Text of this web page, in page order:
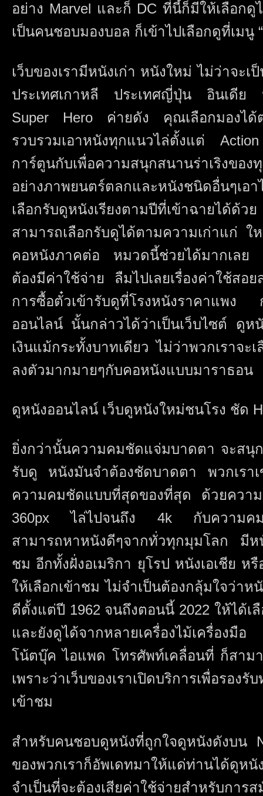
อย่าง Marvel และก็ DC ที่นี้ก็มีให้เลือก
เป็นคนชอบมองบอล ก็เข้าไปเลือกดูที่เมนู
เว็บของเรามีหนังเก่า หนังใหม่ ไม่ว่าจะ
ประเทศเกาหลี ประเทศญี่ปุ่น อินเดีย
Super Hero ค่ายดัง คุณเลือกมองได้ต
รวบรวมเอาหนังทุกแนวไล่ตั้งแต่
การ์ตูนกับเพื่อความสนุกสนานร่าเริงขอ
อย่างภาพยนตร์ตลกและหนังชนิดอื่นๆเ
เลือกรับดูหนังเรียงตามปีที่เข้าฉายได้ด้
สามารถเลือกรับดูได้ตามความเก่าแก่
คอหนังภาคต่อ หมวดนี้ช่วยได้มากเลย
ต้องมีค่าใช้จ่าย ลืมไปเลยเรื่องค่าใช้สอ
การซื้อตั๋วเข้ารับดูที่โรงหนังราคาแพ
ออนไลน์ นั้นกล่าวได้ว่าเป็นเว็บไซต์ ดูห
เงินแม้กระทั้งบาทเดียว ไม่ว่าพวกเราจะ
ลงตัวมากมายๆกับคอหนังแบบมาราธอน
ดูหนังออนไลน์ เว็บดูหนังใหม่ชนโรง ชัด
ยิ่งกว่านั้นความคมชัดแจ่มบาดตา จะสนุ
รับดู หนังมันจำต้องชัดบาดตา พวกเราเ
ความคมชัดแบบที่สุดของที่สุด ด้วยควา
360px ไล่ไปจนถึง 4k กับความคมชั
สามารถหาหนังดีๆจากทั่วทุกมุมโลก มีห
ชม อีกทั้งฝั่งอเมริกา ยุโรป หนังเอเชีย ห
ให้เลือกเข้าชม ไม่จำเป็นต้องกลุ้มใจว่าห
ดีตั้งแต่ปี 1962 จนถึงตอนนี้ 2022 ให้ได้เ
และยังดูได้จากหลายเครื่องไม้เครื่อง
โน้ตบุ๊ค ไอแพด โทรศัพท์เคลื่อนที่ ก็สาม
เพราะว่าเว็บของเราเปิดบริการเพื่อรองรั
เข้าชม
สำหรับคนชอบดูหนังที่ถูกใจดูหนังดังบน
ของพวกเราก็อัพเดทมาให้แด่ท่านได้ดู
จำเป็นที่จะต้องเสียค่าใช้จ่ายสำหรับการ